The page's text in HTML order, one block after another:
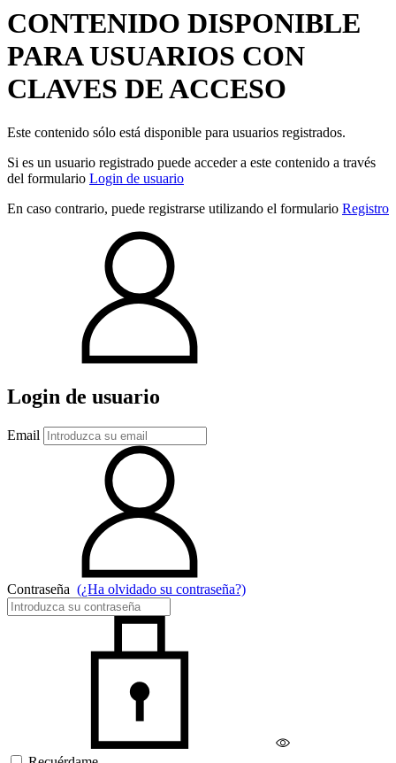
CONTENIDO DISPONIBLE
PARA USUARIOS CON
CLAVES DE ACCESO
Este contenido sólo está disponible para usuarios registrados.
Si es un usuario registrado puede acceder a este contenido a través
del formulario Login de usuario
En caso contrario, puede registrarse utilizando el formulario Registro
Login de usuario
Email
Contraseña (¿Ha olvidado su contraseña?)